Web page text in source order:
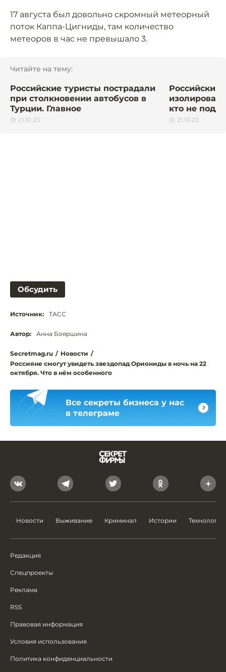
17 августа был довольно скромный метеорный
поток Каппа-Цигниды, там количество
метеоров в час не превышало 3.
Читайте на тему:
Российские туристы пострадали
при столкновении автобусов в
Турции. Главное
21.10.23
Российский
кто не
21.10.23
Обсудить
Источник: ТАСС
Автор: Анна Бояршина
Secretmag.ru / Новости /
Россияне смогут увидеть звездопад Ориониды в ночь на 22
октября. Что в нём особенного
Все секреты бизнеса у нас
в телеграме
Новости Выживание Криминал Истории Технологии
Редакция
Спецпроекты
Реклама
RSS
Правовая информация
Условия использования
Политика конфиденциальности